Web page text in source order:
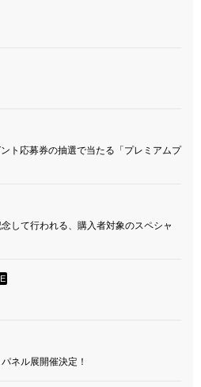
ト応募券の抽選で当たる「プレミアムプ
して行われる、購入者対象のスペシャ
ネル展開催決定！